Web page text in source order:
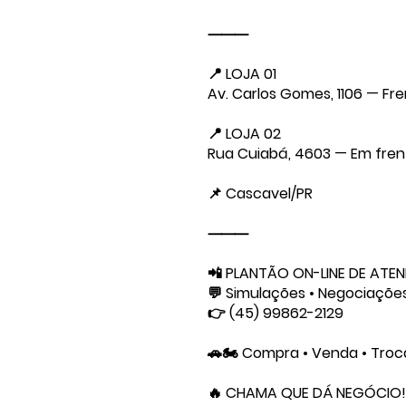
⸻
📍 LOJA 01
Av. Carlos Gomes, 1106 —
📍 LOJA 02
Rua Cuiabá, 4603 — Em
📌 Cascavel/PR
⸻
📲 PLANTÃO ON-LINE DE
💬 Simulações •
👉 (45) 99862-2129
🚗🏍️ Compra • Venda •
🔥 CHAMA QUE DÁ